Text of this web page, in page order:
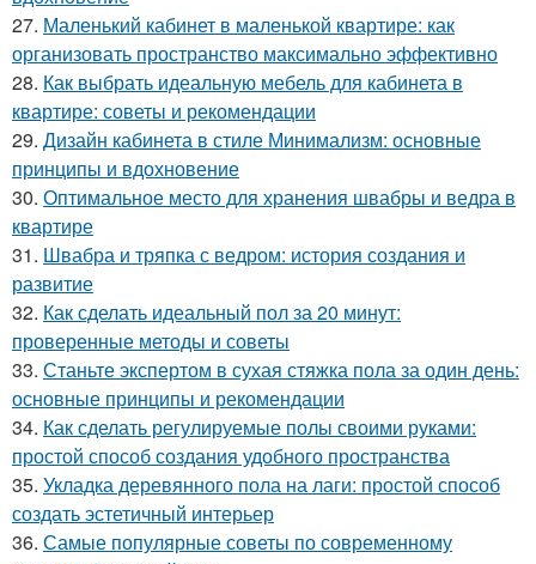
27. Маленький кабинет в маленькой квартире: как
организовать пространство максимально эффективно
28. Как выбрать идеальную мебель для кабинета в
квартире: советы и рекомендации
29. Дизайн кабинета в стиле Минимализм: основные
принципы и вдохновение
30. Оптимальное место для хранения швабры и ведра в
квартире
31. Швабра и тряпка с ведром: история создания и
развитие
32. Как сделать идеальный пол за 20 минут:
проверенные методы и советы
33. Станьте экспертом в сухая стяжка пола за один день:
основные принципы и рекомендации
34. Как сделать регулируемые полы своими руками:
простой способ создания удобного пространства
35. Укладка деревянного пола на лаги: простой способ
создать эстетичный интерьер
36. Самые популярные советы по современному